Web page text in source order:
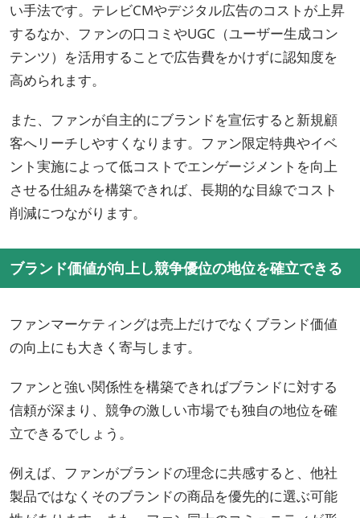
い手法です。テレビCMやデジタル広告のコストが上昇
するなか、ファンの口コミやUGC（ユーザー生成コン
テンツ）を活用することで広告費をかけずに認知度を
高められます。
また、ファンが自主的にブランドを宣伝すると新規顧
客へリーチしやすくなります。ファン限定特典やイベ
ント実施によって低コストでエンゲージメントを向上
させる仕組みを構築できれば、長期的な目線でコスト
削減につながります。
ブランド価値が向上し競争優位の地位を確立できる
ファンマーケティングは売上だけでなくブランド価値
の向上にも大きく寄与します。
ファンと強い関係性を構築できればブランドに対する
信頼が深まり、競争の激しい市場でも独自の地位を確
立できるでしょう。
例えば、ファンがブランドの理念に共感すると、他社
製品ではなくそのブランドの商品を優先的に選ぶ可能